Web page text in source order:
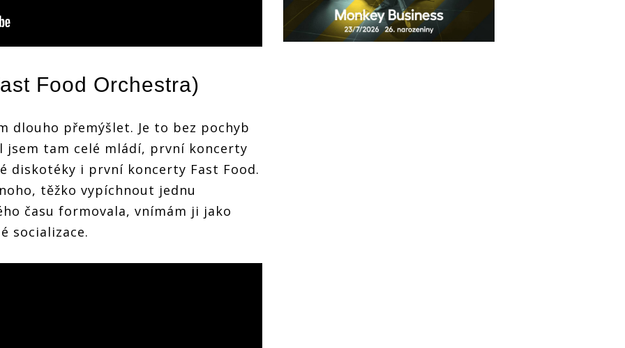
Food Orchestra)
dlouho přemýšlet. Je to bez pochyb
jsem tam celé mládí, první koncerty
diskotéky i první koncerty Fast Food.
těžko vypíchnout jednu
času formovala, vnímám ji jako
socializace.